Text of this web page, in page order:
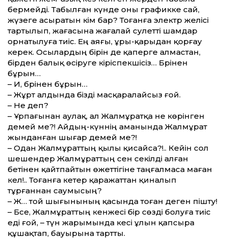
бермейді. Табылған күнде оны графикке сай,
жүзеге асыратын кім бар? Тоғанға электр желісі
тартылып, жағасына жағалай сәулетті шамдар
орнатылуға тиіс. Ең аяғы, ұры-қарыдан қорғау
керек. Осылардың бірін де қаперге алмастан,
бірден балық өсіруге кіріспекшісіз… Бәрінен
бұрын…
– Иә, бәрінен бұрын…
– Жұрт алдында бізді масқаралайсыз ғой.
– Не деп?
– Ұрпағынан аулақ, ал Жалмұратқа не көрінген
демей ме?! Айдың-күннің аманында Жалмұрат
жынданған шығар демей ме?!
– Одан Жалмұраттың қылы қисайса?!.. Кейін сол
шешендер Жалмұраттың сен секілді алған
бетінен қайтпайтын өжеттігіне таңғалмаса маған
кел!.. Тоғанға кетер қаражаттан қиналып
тұрғаннан саумысың?
– Жә… той шығынының қасында тоған деген пішту!
– Бәсе, Жалмұраттың кенжесі бір сөзді болуға тиіс
еді ғой, – түн жарымында әкесі ұлын қапсыра
құшақтап, бауырына тартты.